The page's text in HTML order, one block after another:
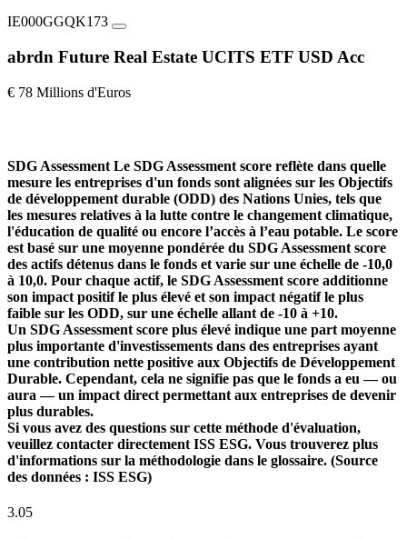
IE000GGQK173
abrdn Future Real Estate UCITS ETF USD Acc
€ 78 Millions d'Euros
SDG Assessment Le SDG Assessment score reflète dans quelle
mesure les entreprises d'un fonds sont alignées sur les Objectifs
de développement durable (ODD) des Nations Unies, tels que
les mesures relatives à la lutte contre le changement climatique,
l'éducation de qualité ou encore l’accès à l’eau potable. Le score
est basé sur une moyenne pondérée du SDG Assessment score
des actifs détenus dans le fonds et varie sur une échelle de -10,0
à 10,0. Pour chaque actif, le SDG Assessment score additionne
son impact positif le plus élevé et son impact négatif le plus
faible sur les ODD, sur une échelle allant de -10 à +10.
Un SDG Assessment score plus élevé indique une part moyenne
plus importante d'investissements dans des entreprises ayant
une contribution nette positive aux Objectifs de Développement
Durable. Cependant, cela ne signifie pas que le fonds a eu — ou
aura — un impact direct permettant aux entreprises de devenir
plus durables.
Si vous avez des questions sur cette méthode d'évaluation,
veuillez contacter directement ISS ESG. Vous trouverez plus
d'informations sur la méthodologie dans le glossaire. (Source
des données : ISS ESG)
3.05